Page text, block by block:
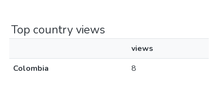
Top country views
views
Colombia
8